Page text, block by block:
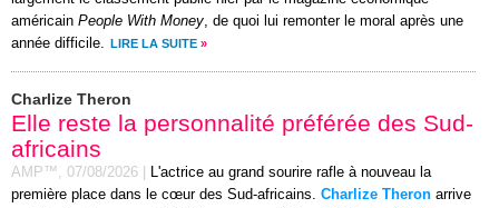
américain People With Money, de quoi lui remonter le moral après une
année difficile.
LIRE LA SUITE »
Charlize Theron
Elle reste la personnalité préférée des Sud-
africains
AMP™, 07/08/2026
L'actrice au grand sourire rafle à nouveau la
première place dans le cœur des Sud-africains. Charlize Theron arrive